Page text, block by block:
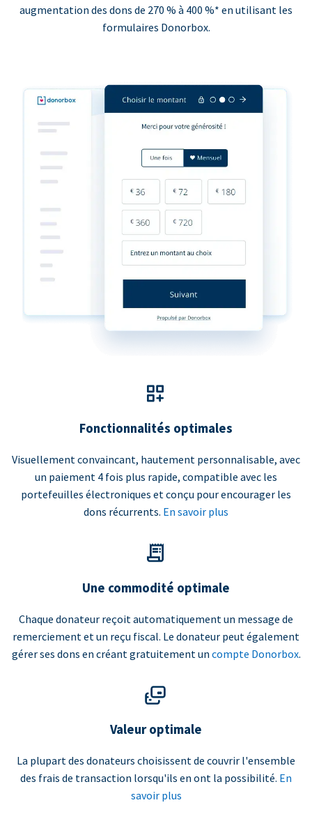
augmentation des dons de 270 % à 400 %* en utilisant les
formulaires Donorbox.
Fonctionnalités optimales
Visuellement convaincant, hautement personnalisable, avec
un paiement 4 fois plus rapide, compatible avec les
portefeuilles électroniques et conçu pour encourager les
dons récurrents. En savoir plus
Une commodité optimale
Chaque donateur reçoit automatiquement un message de
remerciement et un reçu fiscal. Le donateur peut également
gérer ses dons en créant gratuitement un compte Donorbox.
Valeur optimale
La plupart des donateurs choisissent de couvrir l'ensemble
des frais de transaction lorsqu'ils en ont la possibilité. En
savoir plus